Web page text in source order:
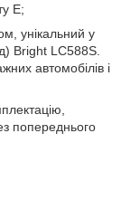
E;
унікальний у
Bright LC588S.
автомобілів і
попереднього